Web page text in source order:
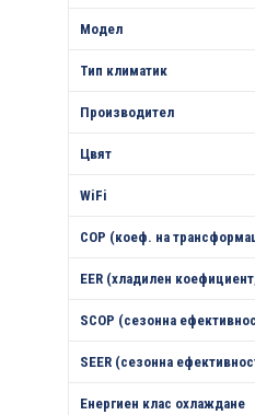
Модел
Тип климатик
Производител
Цвят
WiFi
COP (коеф. на
EER (хладилен
SCOP (сезонна
SEER (сезонна
Енергиен клас охлаждане